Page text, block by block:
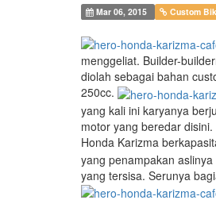
Mar 06, 2015 Custom
menggeliat. Builder-
diolah sebagai bahan
250cc.
yang kali ini karyanya
motor yang beredar
Honda Karizma
yang penampakan
yang tersisa. Serunya